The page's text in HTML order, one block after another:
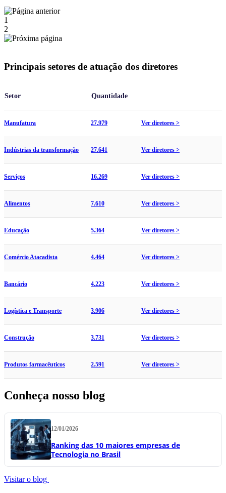
1
2
Principais setores de atuação dos diretores
Setor Quantidade
Manufatura 27.979 Ver diretores >
Indústrias da transformação 27.641 Ver diretores >
Serviços 16.269 Ver diretores >
Alimentos 7.610 Ver diretores >
Educação 5.364 Ver diretores >
Comércio Atacadista 4.464 Ver diretores >
Bancário 4.223 Ver diretores >
Logística e Transporte 3.906 Ver diretores >
Construção 3.731 Ver diretores >
Produtos farmacêuticos 2.591 Ver diretores >
Conheça nosso blog
12/01/2026
Ranking das 10 maiores empresas de
Tecnologia no Brasil
Visitar o blog